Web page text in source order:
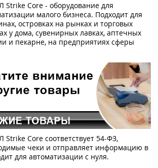
Strike Core - оборудование для
малого бизнеса. Подходит для
островках на рынках и торговых
у дома, сувенирных лавках, аптечных
и пекарне, на предприятиях сферы
Strike Core соответствует 54-ФЗ,
чеки и отправляет информацию в
для автоматизации с нуля.